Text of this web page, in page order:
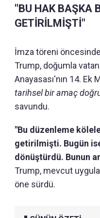
"BU HAK BAŞKA
GETİRİLMİŞTİ"
İmza töreni
Trump, doğumla
Anayasası'nın 14. Ek
tarihsel bir amaç
savundu.
"Bu düzenleme
getirilmişti. Bugün
dönüştürdü. Bunun
Trump, mevcut
öne sürdü.